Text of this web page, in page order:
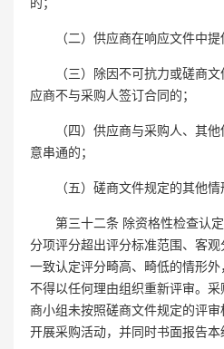
（二）供应商在响应文件中提
（三）除因不可抗力或磋商
应商不与采购人签订合同的；
（四）供应商与采购人、其
意串通的；
（五）磋商文件规定的其他情
第三十二条 除资格性检查认
分项评分超出评分标准范围、客
一致认定评分畸高、畸低的情形
不得以任何理由组织重新评审。
商小组未按照磋商文件规定的评
开展采购活动，并同时书面报告本